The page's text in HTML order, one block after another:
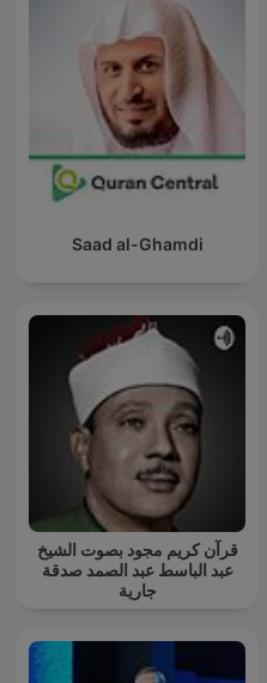
Saad al-Ghamdi
قرآن كريم مجود بصوت الشيخ
عبد الباسط عبد الصمد صدقة
جارية